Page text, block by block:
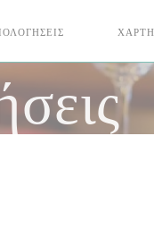
((ΑΝΟΊΓΕΙ